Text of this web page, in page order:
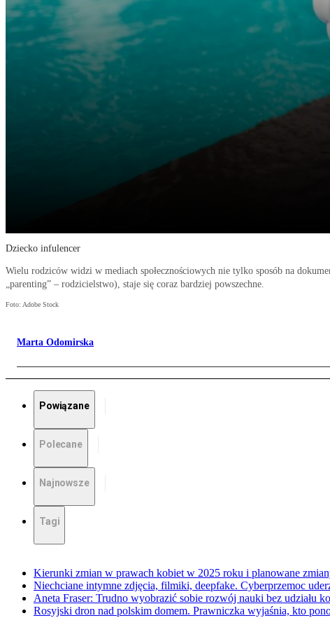
Dziecko infulencer
Wielu rodziców widzi w mediach społecznościowych nie tylko sposób na
„parenting” – rodzicielstwo), staje się coraz bardziej powszechne.
Foto: Adobe Stock
Marta Odomirska
Powiązane
Polecane
Najnowsze
Tagi
Kierunki zmian w prawach kobiet w 2025 roku i planowane
Niechciane intymne zdjęcia, filmiki, deepfake. Cyberprzemoc
Aneta Fraser: Trudno wyobrazić sobie rozwój nauki bez udziału
Rosyjski dron nad polskim domem. Prawniczka wyjaśnia, kto